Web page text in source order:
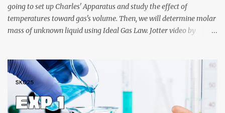
adalah hasil carian Google. Bukan disediakan oleh admin. Admin
hanya membuat compilation sahaja.
going to set up Charles' Apparatus and study the effect of
temperatures toward gas's volume. Then, we will determine molar
mass of unknown liquid using Ideal Gas Law. Jotter video by